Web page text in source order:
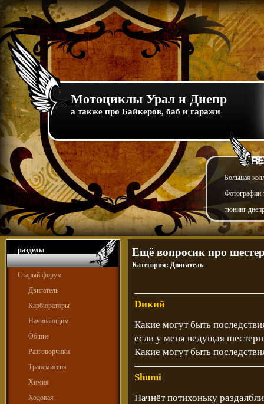
Мотоциклы Урал и Днепр
а также про Байкеров, баб и гаражи
Большая
Фотографии
тюнинг
разделы
Старый форум
Двигатель
Карбюраторы
Начинающим
Общие
Разговорчики
Трансмиссия
Химия
Ходовая
Ещё вопросик про
Категория: Двигатель
Dикий
Какие могут быть
если у меня ведущая
Какие могут быть
Shumi
Начнёт потихоньку